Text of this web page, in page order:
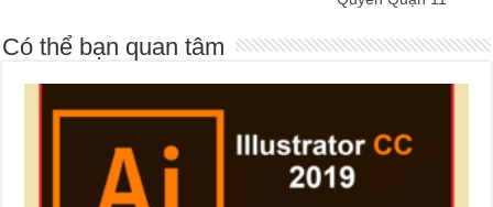
Có thể bạn quan tâm